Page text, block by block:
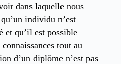
dans laquelle nous
individu n’est
et qu’il est possible
tout au
d’un diplôme n’est pas